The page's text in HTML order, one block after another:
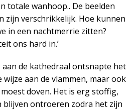
totale wanhoop.. De beelden
zijn verschrikkelijk. Hoe kunnen
in een nachtmerrie zitten?
ons hard in.’
aan de kathedraal ontsnapte het
aan de vlammen, maar ook
doven. Het is erg stoffig,
blijven ontroeren zodra het zijn